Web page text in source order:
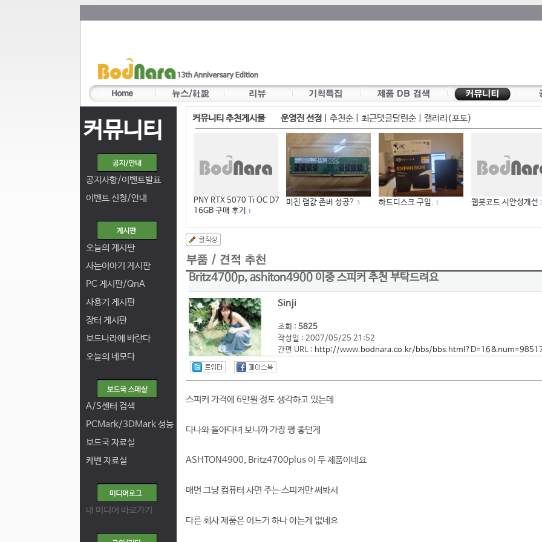
커뮤니티
공지사항/이벤트발표
이벤트 신청/안내
오늘의 게시판
사는이야기 게시판
PC 게시판/QnA
사용기 게시판
장터 게시판
보드나라에 바란다
오늘의 네모다
A/S센터 검색
PCMark/3DMark 성능
보드국 자료실
케벤 자료실
내 미디어 바로가기
커뮤니티 추천게시물 운영진 선정 추천순| 최근댓글달린순| 갤러리(포토)
PNY RTX 5070 Ti OC D7
16GB 구매 후기
1
미친 램값 존버 성공? 3 하드디스크 구입. 1 웹봇코드 시안성개선 2
Britz4700p, ashiton4900 이중 스피커 추천 부탁드려요
Sinji
조회 : 5825
작성일 : 2007/05/25 21:52
간편 URL : http://www.bodnara.co.kr/bbs/
스피커 가격에 6만원 정도 생각하고 있는데
다나와 돌아다녀 보니까 가장 평 좋던게
ASHTON4900, Britz4700plus 이 두 제품이네요
매번 그냥 컴퓨터 사면 주는 스피커만 써봐서
다른 회사 제품은 어느거 하나 아는게 없네요